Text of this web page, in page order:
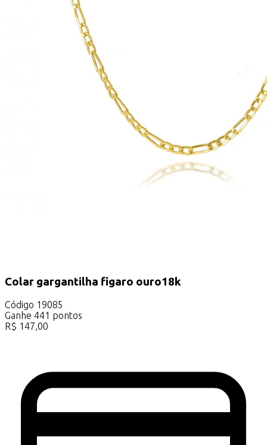
Colar gargantilha figaro ouro18k
Código 19085
Ganhe 441 pontos
R$ 147,00